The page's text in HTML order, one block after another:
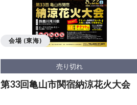
売り切れ
第33回亀山市関宿納涼花火大会
会場 (東海)